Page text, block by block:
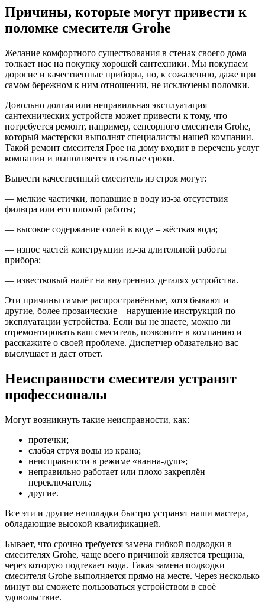
Причины, которые могут привести к
поломке смесителя Grohe
Желание комфортного существования в стенах своего дома
толкает нас на покупку хорошей сантехники. Мы покупаем
дорогие и качественные приборы, но, к сожалению, даже при
самом бережном к ним отношении, не исключены поломки.
Довольно долгая или неправильная эксплуатация
сантехнических устройств может привести к тому, что
потребуется ремонт, например, сенсорного смесителя Grohe,
который мастерски выполнят специалисты нашей компании.
Такой ремонт смесителя Грое на дому входит в перечень услуг
компании и выполняется в сжатые сроки.
Вывести качественный смеситель из строя могут:
— мелкие частички, попавшие в воду из-за отсутствия
фильтра или его плохой работы;
— высокое содержание солей в воде – жёсткая вода;
— износ частей конструкции из-за длительной работы
прибора;
— известковый налёт на внутренних деталях устройства.
Эти причины самые распространённые, хотя бывают и
другие, более прозаические – нарушение инструкций по
эксплуатации устройства. Если вы не знаете, можно ли
отремонтировать ваш смеситель, позвоните в компанию и
расскажите о своей проблеме. Диспетчер обязательно вас
выслушает и даст ответ.
Неисправности смесителя устранят
профессионалы
Могут возникнуть такие неисправности, как:
протечки;
слабая струя воды из крана;
неисправности в режиме «ванна-душ»;
неправильно работает или плохо закреплён
переключатель;
другие.
Все эти и другие неполадки быстро устранят наши мастера,
обладающие высокой квалификацией.
Бывает, что срочно требуется замена гибкой подводки в
смесителях Grohe, чаще всего причиной является трещина,
через которую подтекает вода. Такая замена подводки
смесителя Grohe выполняется прямо на месте. Через несколько
минут вы сможете пользоваться устройством в своё
удовольствие.